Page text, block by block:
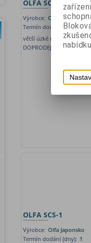
OLFA SCS-3
Výrobce: Olfa Japonsko
Termín dodání (dny):1
větší úzké nůžky s
DOPRODEJ
OLFA SCS-1
Výrobce: Olfa Japonsko
Termín dodání (dny): 1